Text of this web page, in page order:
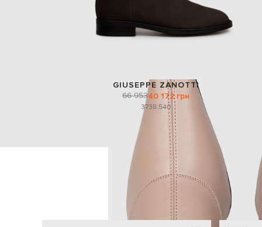
GIUSEPPE ZANOTTI
66 95340 172 грн
3738.540